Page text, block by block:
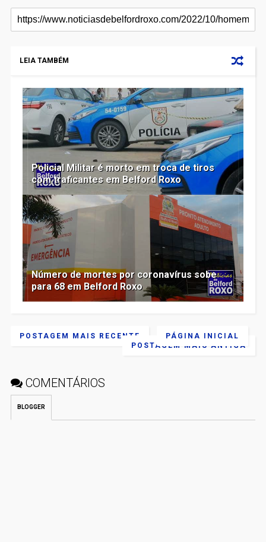
LEIA TAMBÉM
Policial Militar é morto em troca de tiros
com traficantes em Belford Roxo
Número de mortes por coronavírus sobe
para 68 em Belford Roxo
POSTAGEM MAIS RECENTE
POSTAGEM MAIS ANTIGA
PÁGINA INICIAL
COMENTÁRIOS
BLOGGER